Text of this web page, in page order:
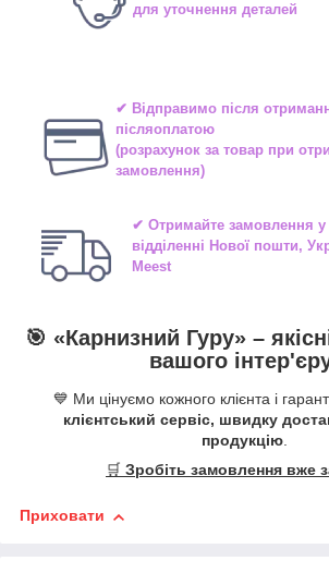
для уточнення деталей
✔ Відправимо після
післяоплатою
(розрахунок за товар при
замовлення)
✔ Отримайте замовлення
відділенні Нової пошти,
Meest
🎯 «Карнизний Гуру» –
вашого
💙 Ми цінуємо кожного клієнта і
клієнтський сервіс, швидку
продукцію.
🛒 Зробіть замовлення вже
Приховати